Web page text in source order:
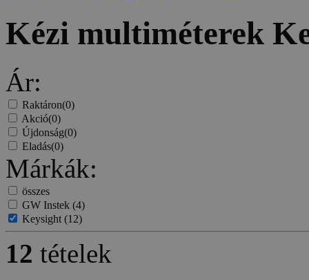
Kézi multiméterek
Ár:
Raktáron(0)
Akció(0)
Újdonság(0)
Eladás(0)
Márkák:
összes
GW Instek (4)
Keysight(12)
12 tételek